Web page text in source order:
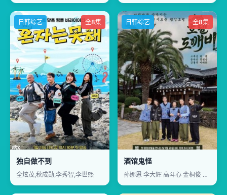
日韩综艺 全8集
独自做不到
全炫茂,秋成勋,李秀智,李世熙
日韩综艺 全8集
酒馆鬼怪
孙娜恩 李大辉 高斗心 金桐俊 权律